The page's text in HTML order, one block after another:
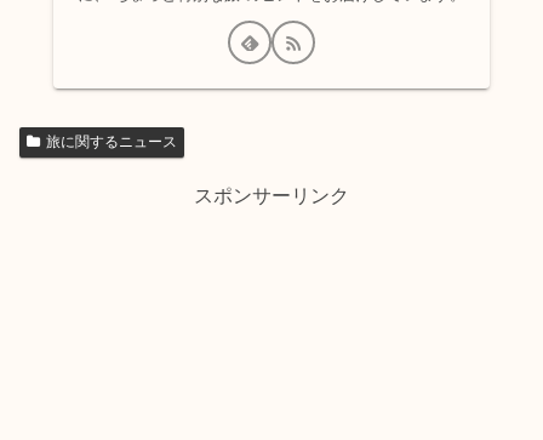
旅に関するニュース
スポンサーリンク